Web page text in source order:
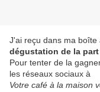
J'ai reçu dans ma boîte
dégustation de la part
Pour tenter de la
les réseaux sociaux à
Votre café à la maison